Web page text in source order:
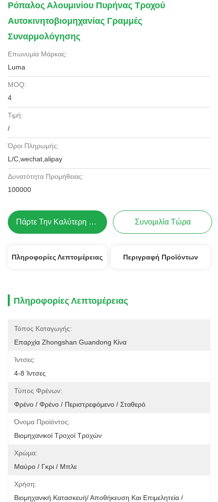
Ρόπαλος Αλουμινίου Πυρήνας Τροχού
Αυτοκινητοβιομηχανίας Γραμμές
Συναρμολόγησης
Επωνυμία Μάρκας:
Luma
MOQ:
4
Τιμή:
/
Όροι Πληρωμής:
L/C,wechat,alipay
Δυνατότητα Προμήθειας:
100000
Πάρτε Την Καλύτερη Τιμή Συνομιλία Τώρα
Πληροφορίες Λεπτομέρειας Περιγραφή Προϊόντων
Πληροφορίες Λεπτομέρειας
Τόπος Καταγωγής:
Επαρχία Zhongshan Guandong Κίνα
Ίντσες:
4-8 Ίντσες
Τύπος Φρένων:
Φρένο / Φρένο / Περιστρεφόμενο / Σταθερό
Όνομα Προϊόντος:
Βιομηχανικοί Τροχοί Τροχών
Χρώμα:
Μαύρο / Γκρι / Μπλε
Χρήση:
Βιομηχανική Κατασκευή/ Αποθήκευση Και Επιμελητεία /